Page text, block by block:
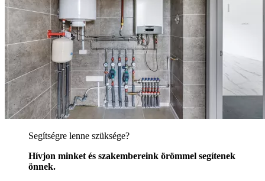
Segítségre lenne szüksége?
Hívjon minket és szakembereink örömmel segítenek
önnek.